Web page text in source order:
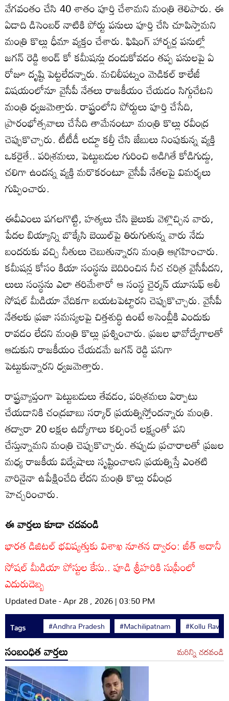
వేగవంతం చేసి 40 శాతం పూర్తి చేశామని మంత్రి తెలిపారు. ఈ
ఏడాది డిసెంబర్ నాటికి పోర్టు పనులు పూర్తి చేసి చూపిస్తామని
మంత్రి కొల్లు ధీమా వ్యక్తం చేశారు. ఫిషింగ్ హార్బర్ల పనుల్లో
జగన్ రెడ్డి అండ్ కో కమీషన్లు దండుకోవడం తప్ప పనులపై ఏ
రోజూ దృష్టి పెట్టలేదన్నారు. మచిలీపట్నం మెడికల్ కాలేజీ
విషయంలోనూ వైసీపీ నేతలు రాజకీయం చేయడం సిగ్గుచేటని
మంత్రి ధ్వజమెత్తారు. రాష్ట్రంలోని పోర్టులు పూర్తి చేసేది,
ప్రారంభోత్సవాలు చేసేది తామేనంటూ మంత్రి కొల్లు రవీంద్ర
చెప్పుకొచ్చారు. టీటీడీ లడ్డూ కల్తీ చేసి జేబులు నింపుకున్న వ్యక్తి
ఒకరైతే.. పరిశ్రమలు, పెట్టుబడుల గురించి అడిగితే కోడిగుడ్డు,
చలిగా ఉందన్న వ్యక్తి మరొకరంటూ వైసీపీ నేతలపై విమర్శలు
గుప్పించారు.
ఈవీఎంలు పగలగొట్టి, హత్యలు చేసి జైలుకు వెళ్లొచ్చిన వారు,
పేదల బియ్యాన్ని బొక్కేసి బెయిల్‌పై తిరుగుతున్న వారు నేడు
బందరుకు వచ్చి నీతులు చెబుతున్నారని మంత్రి ఆగ్రహించారు.
కమీషన్ల కోసం కియా సంస్థను బెదిరించిన నీచ చరిత్ర వైసీపీదని,
లులు సంస్థను ఎలా తరిమేశారో ఆ సంస్థ చైర్మన్ యూసుఫ్ అలీ
సోషల్ మీడియా వేదికగా బయటపెట్టారని చెప్పుకొచ్చారు. వైసీపీ
నేతలకు ప్రజా సమస్యలపై చిత్తశుద్ధి ఉంటే అసెంబ్లీకి ఎందుకు
రావడం లేదని మంత్రి కొల్లు ప్రశ్నించారు. ప్రజల భావోద్వేగాలతో
ఆడుకుని రాజకీయం చేయడమే జగన్ రెడ్డి పనిగా
పెట్టుకున్నారని ధ్వజమెత్తారు.
రాష్ట్రవ్యాప్తంగా పెట్టుబడులు తేవడం, పరిశ్రమలు ఏర్పాటు
చేయడానికి చంద్రబాబు సర్కార్ ప్రయత్నిస్తోందన్నారు మంత్రి.
తద్వారా 20 లక్షల ఉద్యోగాలు కల్పించే లక్ష్యంతో పని
చేస్తున్నామని మంత్రి చెప్పుకొచ్చారు. తప్పుడు ప్రచారాలతో ప్రజల
మధ్య రాజకీయ విద్వేషాలు సృష్టించాలని ప్రయత్నిస్తే ఎంతటి
వారినైనా ఉపేక్షించేది లేదని మంత్రి కొల్లు రవీంద్ర
హెచ్చరించారు.
ఈ వార్తలు కూడా చదవండి
భారత డిజిటల్ భవిష్యత్తుకు విశాఖ నూతన ద్వారం: జీత్ అదానీ
సోషల్ మీడియా పోస్టుల కేసు.. పూడి శ్రీహరికి సుప్రీంలో
ఎదురుదెబ్బ
Updated Date - Apr 28 , 2026 | 03:50 PM
Tags #Andhra Pradesh #Machilipatnam #Kollu
సంబంధిత వార్తలు మరిన్ని చదవండి